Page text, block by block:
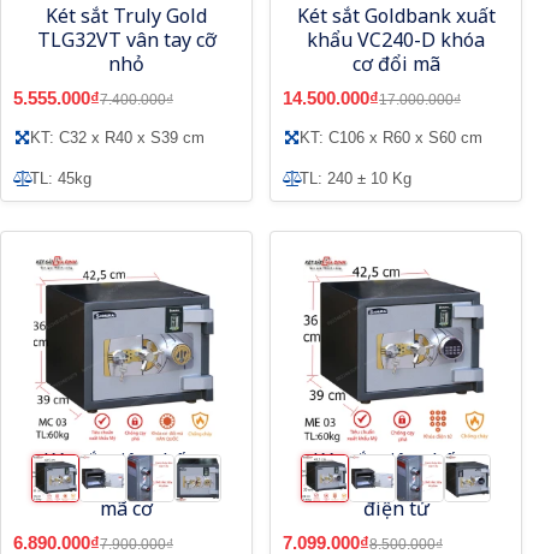
Két sắt Truly Gold
TLG32VT vân tay cỡ
nhỏ
5.555.000₫7.400.000₫
KT: C32 x R40 x S39 cm
TL: 45kg
Két sắt Goldbank xuất
khẩu VC240-D khóa
cơ đổi mã
14.500.000₫17.000.000₫
KT: C106 x R60 x S60 cm
TL: 240 ± 10 Kg
Két sắt siêu chống
trộm Samurai MC03
mã cơ
6.890.000₫7.900.000₫
Két sắt siêu chống
trộm Samurai ME03
điện tử
7.099.000₫8.500.000₫